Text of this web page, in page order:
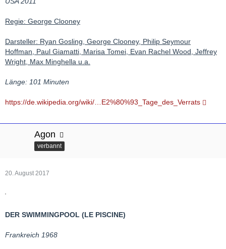
Regie: George Clooney
Darsteller: Ryan Gosling, George Clooney, Philip Seymour
Hoffman, Paul Giamatti, Marisa Tomei, Evan Rachel Wood, Jeffrey
Wright, Max Minghella u.a.
Länge: 101 Minuten
https://de.wikipedia.org/wiki/…E2%80%93_Tage_des_Verrats
Agon
verbannt
20. August 2017
DER SWIMMINGPOOL (LE PISCINE)
Frankreich 1968